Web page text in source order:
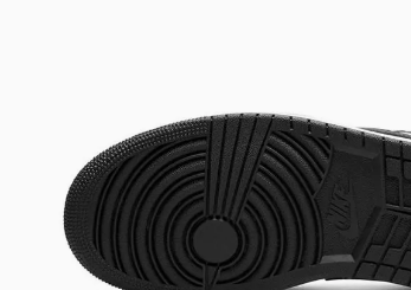
Bem-Vindo à artwalk
Para ter uma melhor experiência de compra,
e veja a seleção de produtos disponíveis
DIGITE SEU CEP